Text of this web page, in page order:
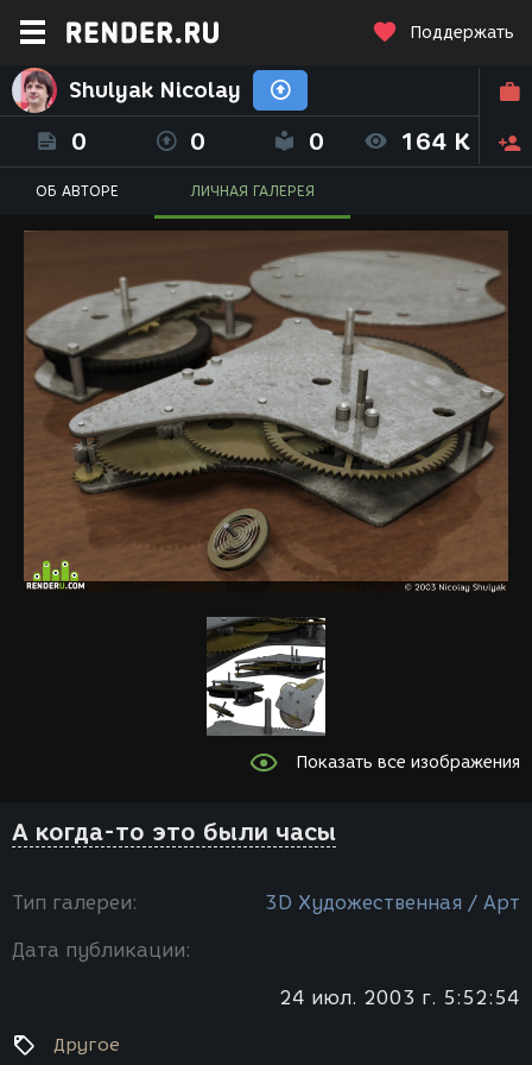
Поддержать
Shulyak Nicolay
0 0 0 164 K
ОБ АВТОРЕ ЛИЧНАЯ ГАЛЕРЕЯ
Показать все изображения
А когда-то это были часы
Тип галереи: 3D Художественная / Арт
Дата публикации:
24 июл. 2003 г. 5:52:54
Другое